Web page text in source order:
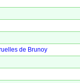
de Brunoy